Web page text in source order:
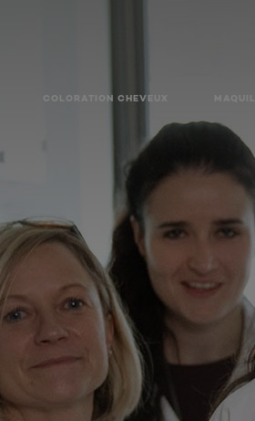
COLORATION CHEVEUX